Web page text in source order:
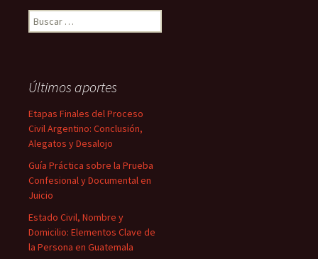
Buscar:
Últimos aportes
Etapas Finales del Proceso
Civil Argentino: Conclusión,
Alegatos y Desalojo
Guía Práctica sobre la Prueba
Confesional y Documental en
Juicio
Estado Civil, Nombre y
Domicilio: Elementos Clave de
la Persona en Guatemala